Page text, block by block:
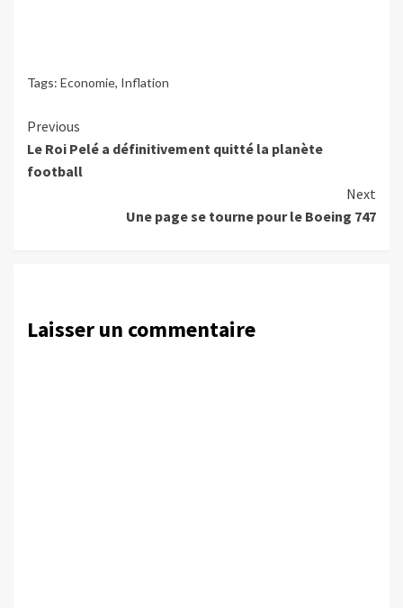
Tags: Economie, Inflation
Continue
Reading
Previous
Le Roi Pelé a définitivement quitté la planète
football
Next
Une page se tourne pour le Boeing 747
Laisser un commentaire